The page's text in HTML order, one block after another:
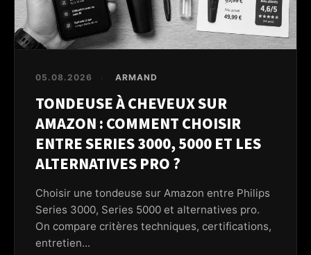
05.08.2026 ARMAND
TONDEUSE À CHEVEUX SUR
AMAZON : COMMENT CHOISIR
ENTRE SERIES 3000, 5000 ET LES
ALTERNATIVES PRO ?
Choisir une tondeuse sur Amazon entre Philips
Series 3000, Series 5000 et alternatives pro.
On compare critères techniques, certifications,
entretien...